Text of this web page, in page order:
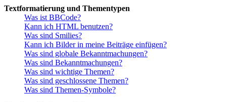
Textformatierung und Thementypen
Was ist BBCode?
Kann ich HTML benutzen?
Was sind Smilies?
Kann ich Bilder in meine Beiträge einfügen?
Was sind globale Bekanntmachungen?
Was sind Bekanntmachungen?
Was sind wichtige Themen?
Was sind geschlossene Themen?
Was sind Themen-Symbole?